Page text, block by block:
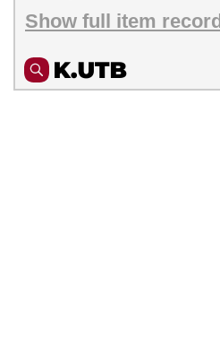
Show full item record